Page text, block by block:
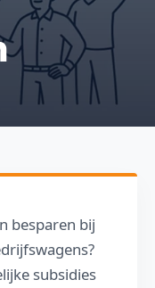
besparen bij
subsidies